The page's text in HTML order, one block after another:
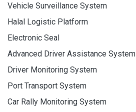
Vehicle Surveillance System
Halal Logistic Platform
Electronic Seal
Advanced Driver Assistance System
Driver Monitoring System
Port Transport System
Car Rally Monitoring System